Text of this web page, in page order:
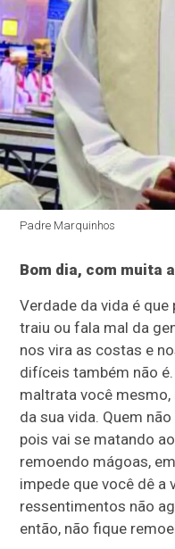
Padre Marquinhos
Bom dia, com muita
Verdade da vida é
traiu ou fala mal da
nos vira as costas e
difíceis também não
maltrata você
da sua vida. Quem
pois vai se matando
remoendo mágoas,
impede que você dê a
ressentimentos não
então, não fique